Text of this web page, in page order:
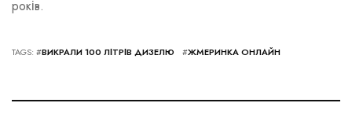
років.
TAGS: #ВИКРАЛИ 100 ЛІТРІВ ДИЗЕЛЮ #ЖМЕРИНКА ОНЛАЙН